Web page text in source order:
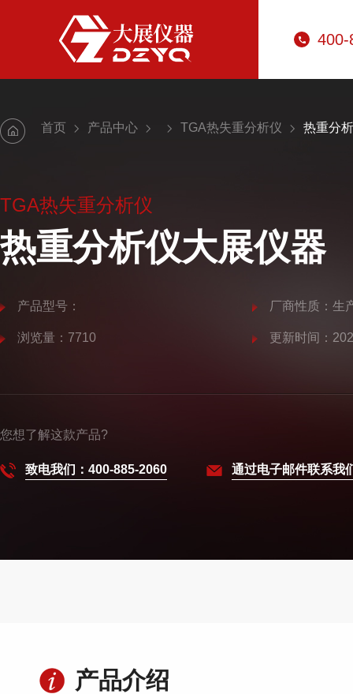
400-
首页 产品中心 TGA热失重分析仪 热重分
TGA热失重分析仪
热重分析仪大展仪器
产品型号： 厂商性质：生
浏览量：7710 更新时间：
您想了解这款产品?
致电我们：400-885-2060 通过电子邮件联系我
产品介绍